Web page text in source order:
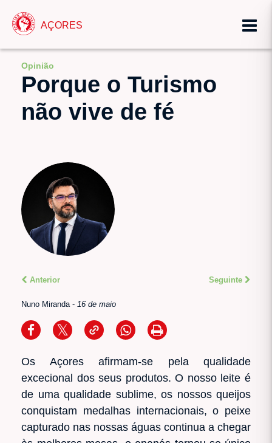
AÇORES
Opinião
Porque o Turismo
não vive de fé
Anterior Seguinte
Nuno Miranda- 16 de maio
Os Açores afirmam-se pela qualidade
excecional dos seus produtos. O nosso leite é
de uma qualidade sublime, os nossos queijos
conquistam medalhas internacionais, o peixe
capturado nas nossas águas continua a chegar